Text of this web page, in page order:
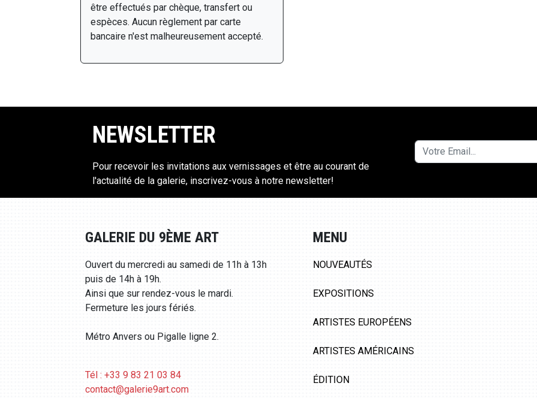
être effectués par chèque, transfert ou
espèces. Aucun règlement par carte
bancaire n'est malheureusement accepté.
NEWSLETTER
Pour recevoir les invitations aux vernissages et être au courant de
l'actualité de la galerie, inscrivez-vous à notre newsletter!
GALERIE DU 9ÈME ART
Ouvert du mercredi au samedi de 11h à 13h
puis de 14h à 19h.
Ainsi que sur rendez-vous le mardi.
Fermeture les jours fériés.
Métro Anvers ou Pigalle ligne 2.
Tél : +33 9 83 21 03 84
contact@galerie9art.com
MENU
NOUVEAUTÉS
EXPOSITIONS
ARTISTES EUROPÉENS
ARTISTES AMÉRICAINS
ÉDITION